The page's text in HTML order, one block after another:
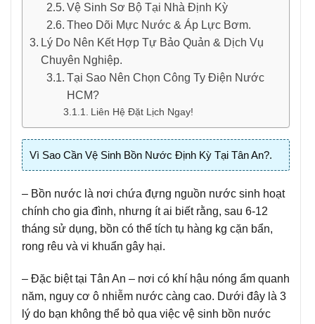
Vệ Sinh Sơ Bộ Tại Nhà Định Kỳ
Theo Dõi Mực Nước & Áp Lực Bơm.
Lý Do Nên Kết Hợp Tự Bảo Quản & Dịch Vụ
Chuyên Nghiệp.
Tại Sao Nên Chọn Công Ty Điện Nước
HCM?
Liên Hệ Đặt Lịch Ngay!
Vì Sao Cần Vệ Sinh Bồn Nước Định Kỳ Tại Tân An?.
– Bồn nước là nơi chứa đựng nguồn nước sinh hoạt
chính cho gia đình, nhưng ít ai biết rằng, sau 6-12
tháng sử dụng, bồn có thể tích tụ hàng kg cặn bẩn,
rong rêu và vi khuẩn gây hại.
– Đặc biệt tại Tân An – nơi có khí hậu nóng ẩm quanh
năm, nguy cơ ô nhiễm nước càng cao. Dưới đây là 3
lý do bạn không thể bỏ qua việc vệ sinh bồn nước